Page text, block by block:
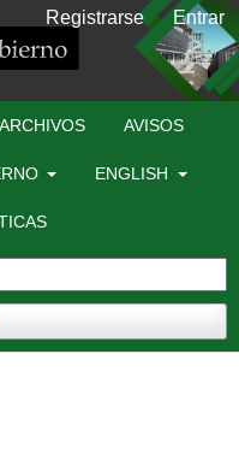
ARCHIVOS AVISOS
ENGLISH
Registrarse Entrar